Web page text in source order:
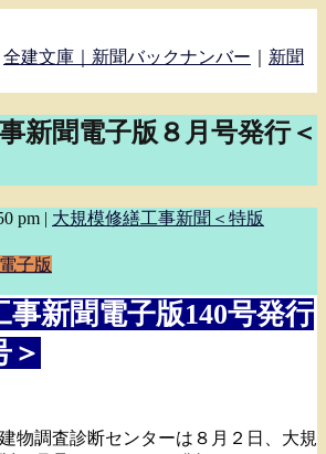
全建文庫｜ 新聞バックナンバー
新聞
新聞電子版８月号発行＜
pm | 大規模修繕工事新聞＜特版
電子版
事新聞電子版140号発行
＞
物調査診断センターは８月２日、大規